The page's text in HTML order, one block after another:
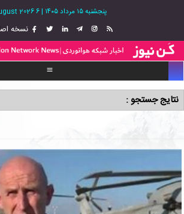
پنجشنبه ۱۵ مرداد ۱۴۰۵ |
6 August 2026
نسخه
نتایج جستجو :